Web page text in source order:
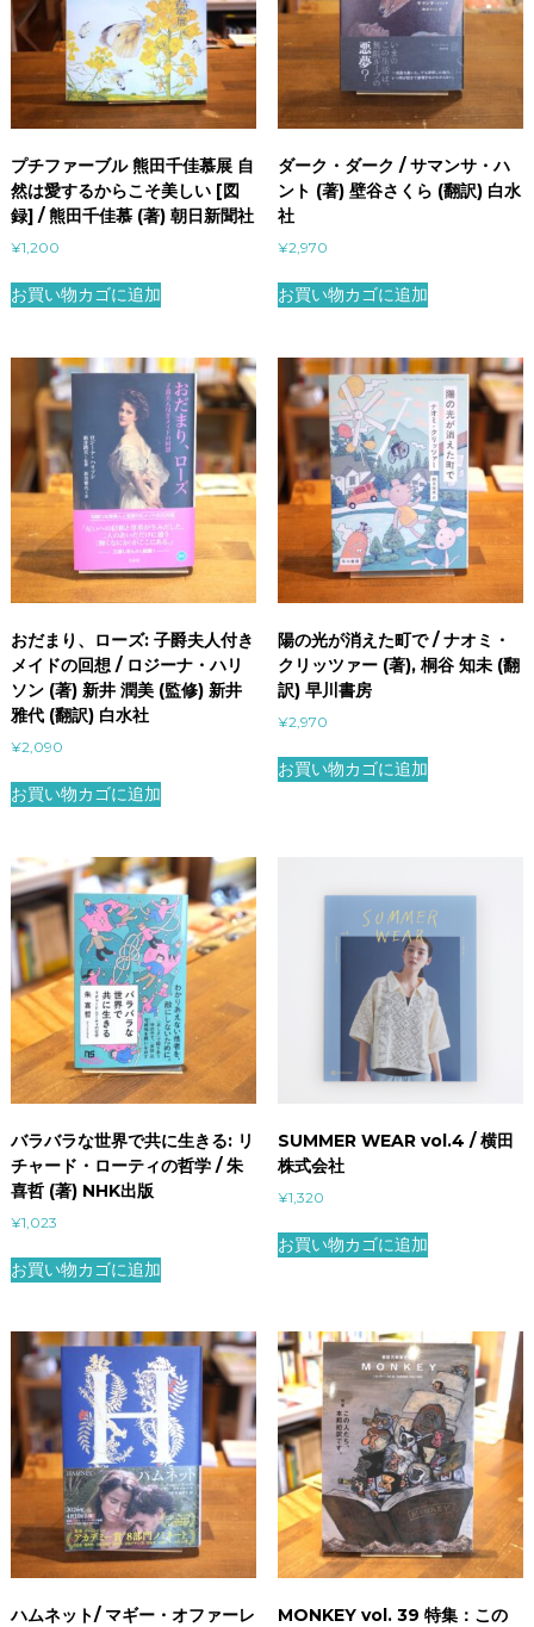
プチファーブル 熊田千佳慕展 自
然は愛するからこそ美しい [図
録] / 熊田千佳慕 (著) 朝日新聞社
¥1,200
お買い物カゴに追加
ダーク・ダーク / サマンサ・ハ
ント (著) 壁谷さくら (翻訳) 白水
社
¥2,970
お買い物カゴに追加
おだまり、ローズ: 子爵夫人付き
メイドの回想 / ロジーナ・ハリ
ソン (著) 新井 潤美 (監修) 新井
雅代 (翻訳) 白水社
¥2,090
お買い物カゴに追加
陽の光が消えた町で / ナオミ・
クリッツァー (著), 桐谷 知未 (翻
訳) 早川書房
¥2,970
お買い物カゴに追加
バラバラな世界で共に生きる: リ
チャード・ローティの哲学 / 朱
喜哲 (著) NHK出版
¥1,023
お買い物カゴに追加
SUMMER WEAR vol.4 / 横田
株式会社
¥1,320
お買い物カゴに追加
ハムネット/ マギー・オファーレ
MONKEY vol. 39 特集：この